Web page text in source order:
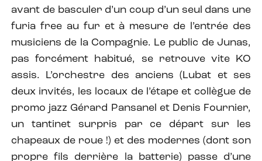
avant de basculer d’un coup d’un seul dans une
furia free au fur et à mesure de l’entrée des
musiciens de la Compagnie. Le public de Junas,
pas forcément habitué, se retrouve vite KO
assis. L’orchestre des anciens (Lubat et ses
deux invités, les locaux de l’étape et collègue de
promo jazz Gérard Pansanel et Denis Fournier,
un tantinet surpris par ce départ sur les
chapeaux de roue !) et des modernes (dont son
propre fils derrière la batterie) passe d’une